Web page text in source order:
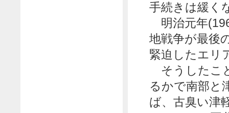
手続きは緩く
明治元年
地戦争が最後
緊迫したエリ
そうしたこ
るかで南部と
ば、古臭い津